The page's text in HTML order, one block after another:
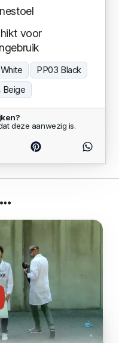
voor
PP03 Black
Beige
deze aanwezig is.